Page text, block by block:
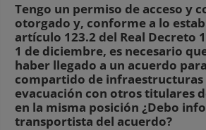
Tengo un permiso de acceso y
otorgado y, conforme a lo
artículo 123.2 del Real Decreto
1 de diciembre, es necesario
haber llegado a un acuerdo
compartido de infraestructuras
evacuación con otros titulares
en la misma posición ¿Debo
transportista del acuerdo?